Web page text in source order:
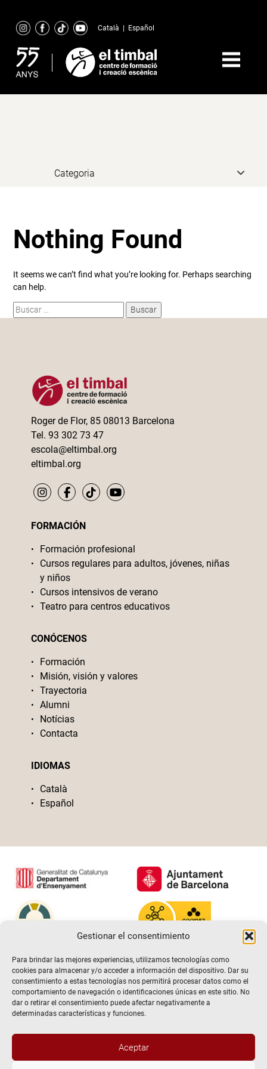
Gestionar el consentimiento
Para brindar las mejores experiencias, utilizamos tecnologías como
cookies para almacenar y/o acceder a información del dispositivo. Dar su
consentimiento a estas tecnologías nos permitirá procesar datos como el
comportamiento de navegación o identificaciones únicas en este sitio. No
dar o retirar el consentimiento puede afectar negativamente a
determinadas características y funciones.
Aceptar
content
Català Español
Nothing Found
It seems we can’t find what you’re looking for. Perhaps searching
can help.
Buscar:
Roger de Flor, 85 08013 Barcelona
Tel. 93 302 73 47
escola@eltimbal.org
eltimbal.org
FORMACIÓN
Formación profesional
Cursos regulares para adultos, jóvenes, niñas
y niños
Cursos intensivos de verano
Teatro para centros educativos
CONÓCENOS
Formación
Misión, visión y valores
Trayectoria
Alumni
Notícias
Contacta
IDIOMAS
Català
Español